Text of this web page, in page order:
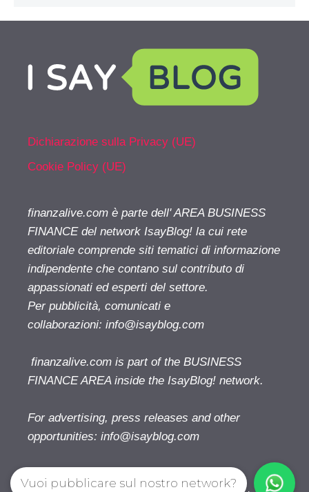
Dichiarazione sulla Privacy (UE)
Cookie Policy (UE)
finanzalive.com è parte dell' AREA BUSINESS
FINANCE del network IsayBlog! la cui rete
editoriale comprende siti tematici di informazione
indipendente che contano sul contributo di
appassionati ed esperti del settore.
Per pubblicità, comunicati e
collaborazioni: info@isayblog.com
finanzalive.com is part of the BUSINESS
FINANCE AREA inside the IsayBlog! network.
For advertising, press releases and other
opportunities: info@isayblog.com
Vuoi pubblicare sul nostro network?